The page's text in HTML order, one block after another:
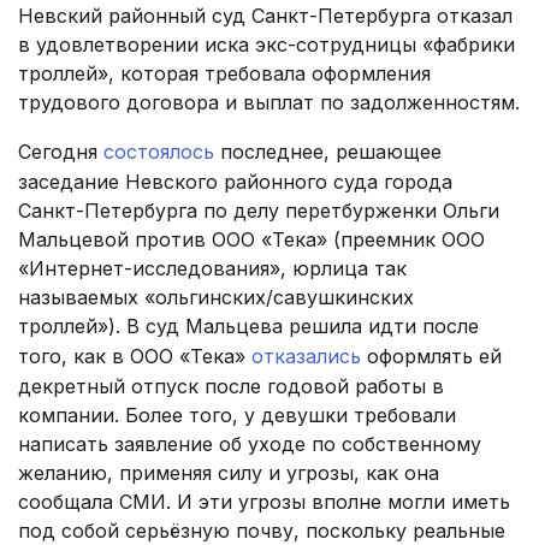
Невский районный суд Санкт-Петербурга отказал
в удовлетворении иска экс-сотрудницы «фабрики
троллей», которая требовала оформления
трудового договора и выплат по задолженностям.
Сегодня состоялось последнее, решающее
заседание Невского районного суда города
Санкт-Петербурга по делу перетбурженки Ольги
Мальцевой против ООО «Тека» (преемник ООО
«Интернет-исследования», юрлица так
называемых «ольгинских/савушкинских
троллей»). В суд Мальцева решила идти после
того, как в ООО «Тека» отказались оформлять ей
декретный отпуск после годовой работы в
компании. Более того, у девушки требовали
написать заявление об уходе по собственному
желанию, применяя силу и угрозы, как она
сообщала СМИ. И эти угрозы вполне могли иметь
под собой серьёзную почву, поскольку реальные